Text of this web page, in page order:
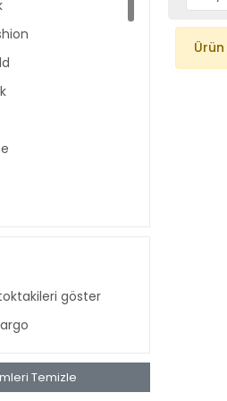
göster
Temizle